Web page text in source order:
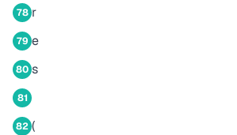
78 r
79 e
80 s
81
82 (